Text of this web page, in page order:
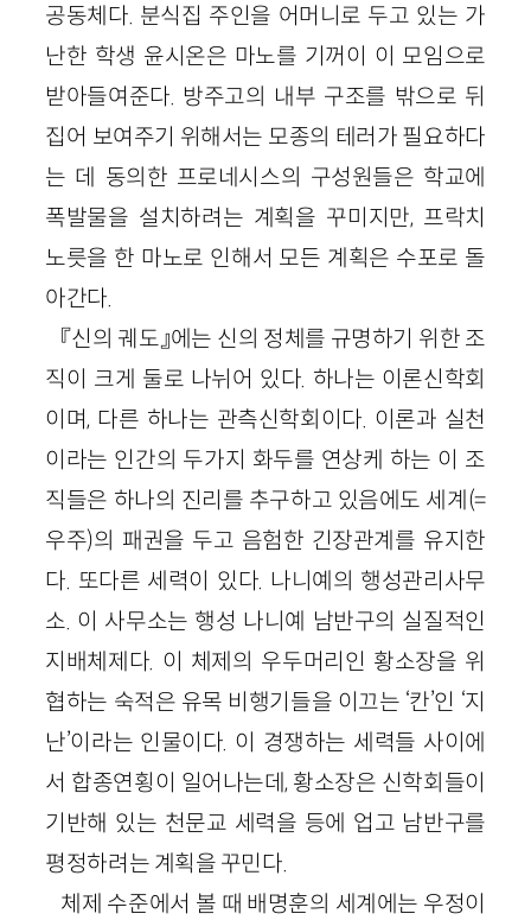
공동체다. 분식집 주인을 어머니로 두고 있는 가
난한 학생 윤시온은 마노를 기꺼이 이 모임으로
받아들여준다. 방주고의 내부 구조를 밖으로 뒤
집어 보여주기 위해서는 모종의 테러가 필요하다
는 데 동의한 프로네시스의 구성원들은 학교에
폭발물을 설치하려는 계획을 꾸미지만, 프락치
노릇을 한 마노로 인해서 모든 계획은 수포로 돌
아간다.
『신의 궤도』에는 신의 정체를 규명하기 위한 조
직이 크게 둘로 나뉘어 있다. 하나는 이론신학회
이며, 다른 하나는 관측신학회이다. 이론과 실천
이라는 인간의 두가지 화두를 연상케 하는 이 조
직들은 하나의 진리를 추구하고 있음에도 세계(=
우주)의 패권을 두고 음험한 긴장관계를 유지한
다. 또다른 세력이 있다. 나니예의 행성관리사무
소. 이 사무소는 행성 나니예 남반구의 실질적인
지배체제다. 이 체제의 우두머리인 황소장을 위
협하는 숙적은 유목 비행기들을 이끄는 ‘칸’인 ‘지
난’이라는 인물이다. 이 경쟁하는 세력들 사이에
서 합종연횡이 일어나는데, 황소장은 신학회들이
기반해 있는 천문교 세력을 등에 업고 남반구를
평정하려는 계획을 꾸민다.
체제 수준에서 볼 때 배명훈의 세계에는 우정이